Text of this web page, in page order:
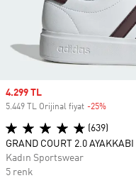
Sale price
4.299 TL
5.449 TL Orijinal fiyat -25%
(639)
GRAND COURT 2.0 AYAKKABI
Kadın Sportswear
5 renk